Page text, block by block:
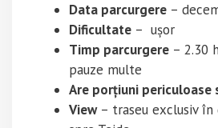
Data parcurgere –
Dificultate – ușor
Timp parcurgere – 2.30
pauze multe
Are porțiuni periculoase
View– traseu exclusiv